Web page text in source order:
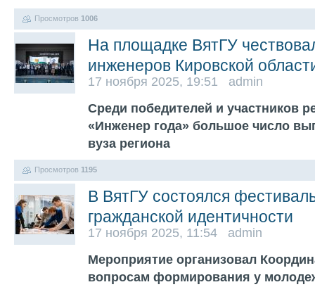
Просмотров 1006
На площадке ВятГУ
инженеров Кировской
17 ноября 2025, 19:51 admin
Среди победителей и участников
«Инженер года» большое число
вуза региона
Просмотров 1195
В ВятГУ состоялся
гражданской идентичности
17 ноября 2025, 11:54 admin
Мероприятие организовал
вопросам формирования у